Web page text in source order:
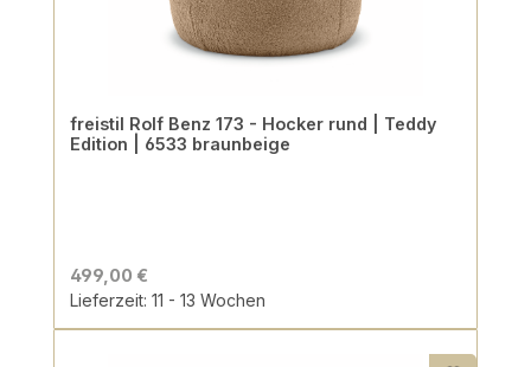
freistil Rolf Benz 173 - Hocker rund | Teddy
Edition | 6533 braunbeige
499,00 €
Lieferzeit: 11 - 13 Wochen